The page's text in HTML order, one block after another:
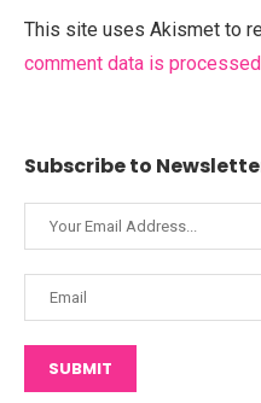
This site uses Akismet to
comment data is
Subscribe to
SUBMIT